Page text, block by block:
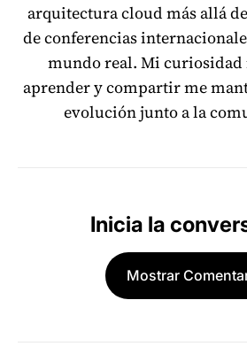
arquitectura cloud más allá
de conferencias
mundo real. Mi curiosidad
aprender y compartir me
evolución junto a la
Inicia la
Mostrar